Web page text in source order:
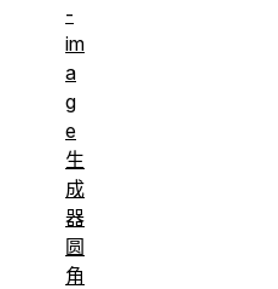
-
im
a
g
e
生
成
器
圆
角